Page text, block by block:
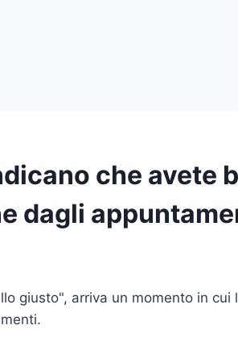
che avete
dagli
giusto", arriva un momento in cui